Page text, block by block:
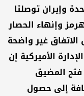
وإيران توصلتا
وإنهاء الحصار
الاتفاق غير واضحة
الأميركية إن
فتح المضيق
إلى حصول